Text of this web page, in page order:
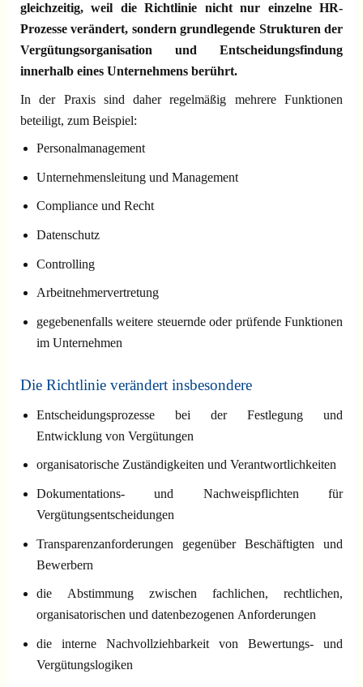
gleichzeitig, weil die Richtlinie nicht nur einzelne HR-
Prozesse verändert, sondern grundlegende Strukturen der
Vergütungsorganisation und Entscheidungsfindung
innerhalb eines Unternehmens berührt.
In der Praxis sind daher regelmäßig mehrere Funktionen
beteiligt, zum Beispiel:
Personalmanagement
Unternehmensleitung und Management
Compliance und Recht
Datenschutz
Controlling
Arbeitnehmervertretung
gegebenenfalls weitere steuernde oder prüfende Funktionen
im Unternehmen
Die Richtlinie verändert insbesondere
Entscheidungsprozesse bei der Festlegung und
Entwicklung von Vergütungen
organisatorische Zuständigkeiten und Verantwortlichkeiten
Dokumentations- und Nachweispflichten für
Vergütungsentscheidungen
Transparenzanforderungen gegenüber Beschäftigten und
Bewerbern
die Abstimmung zwischen fachlichen, rechtlichen,
organisatorischen und datenbezogenen Anforderungen
die interne Nachvollziehbarkeit von Bewertungs- und
Vergütungslogiken